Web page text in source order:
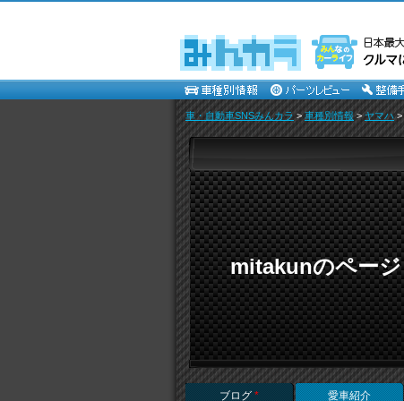
車・自動車SNSみんカラ>車種別情報>ヤマハ>
mitakunのページ
ブログ * 愛車紹介